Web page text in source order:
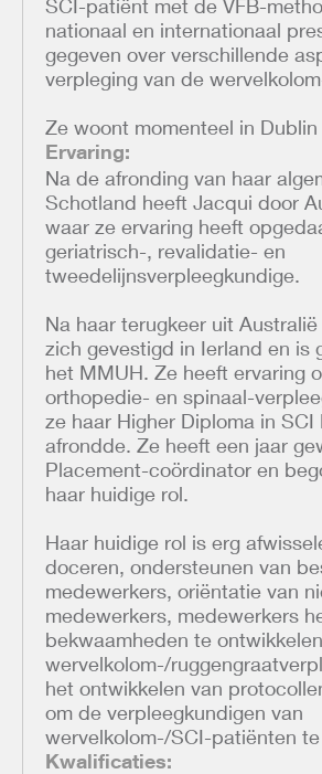
SCI-patiënt met de VFB-
nationaal en internationaal
gegeven over verschillende
verpleging van de
Ze woont momenteel in
Ervaring:
Na de afronding van haar
Schotland heeft Jacqui door
waar ze ervaring heeft
geriatrisch-, revalidatie- en
tweedelijnsverpleegkundige.
Na haar terugkeer uit
zich gevestigd in Ierland en is
het MMUH. Ze heeft ervaring
orthopedie- en spinaal-
ze haar Higher Diploma in SCI
afrondde. Ze heeft een jaar
Placement-coördinator en
haar huidige rol.
Haar huidige rol is erg
doceren, ondersteunen van
medewerkers, oriëntatie van
medewerkers, medewerkers
bekwaamheden te
wervelkolom-/
het ontwikkelen van
om de verpleegkundigen van
wervelkolom-/SCI-patiënten
Kwalificaties: